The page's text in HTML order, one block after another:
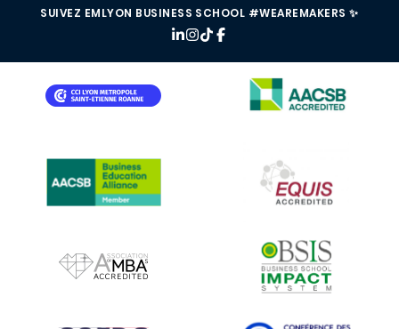
SUIVEZ EMLYON BUSINESS SCHOOL #WEAREMAKERS ✨
IMAGE
IMAGE
IMAGE